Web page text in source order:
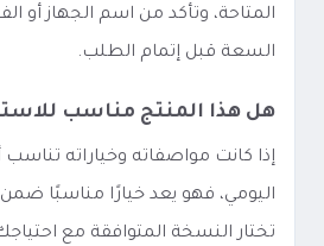
المتاحة، وتأكد من اسم الجهاز أو
السعة قبل إتمام الطلب.
هل هذا المنتج مناسب
إذا كانت مواصفاته وخياراته
اليومي، فهو يعد خيارًا مناسبًا
تختار النسخة المتوافقة مع